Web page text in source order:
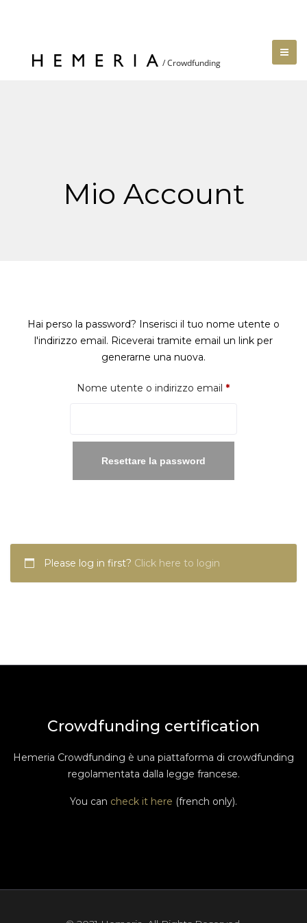
Mio Account
Hai perso la password? Inserisci il tuo nome utente o
l'indirizzo email. Riceverai tramite email un link per
generarne una nuova.
Nome utente o indirizzo email *Richiesto
Resettare la password
Please log in first? Click here to login
Crowdfunding certification
Hemeria Crowdfunding è una piattaforma di crowdfunding
regolamentata dalla legge francese.
You can check it here (french only).